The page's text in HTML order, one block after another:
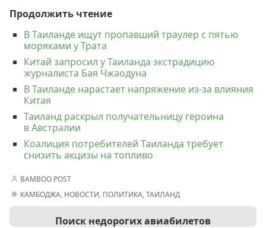
Продолжить чтение
В Таиланде ищут пропавший траулер с пятью
моряками у Трата
Китай запросил у Таиланда экстрадицию
журналиста Бая Чжаодуна
В Таиланде нарастает напряжение из-за влияния
Китая
Таиланд раскрыл получательницу героина
в Австралии
Коалиция потребителей Таиланда требует
снизить акцизы на топливо
BAMBOO POST
КАМБОДЖА, НОВОСТИ, ПОЛИТИКА,ТАИЛАНД
Поиск недорогих авиабилетов